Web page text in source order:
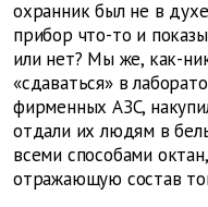
охранник был не в
прибор что-то и
или нет? Мы же, как-
«сдаваться» в
фирменных АЗС,
отдали их людям в
всеми способами
отражающую состав